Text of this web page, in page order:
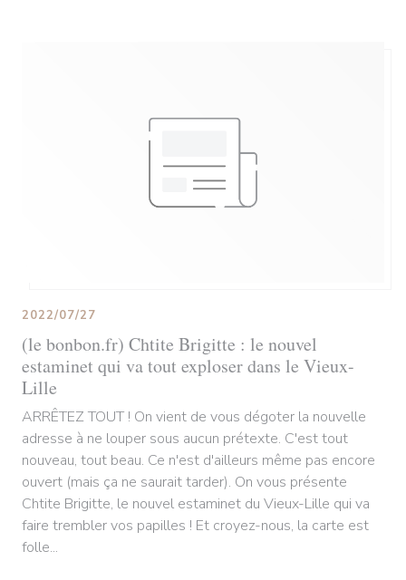
(le bonbon.fr) Chtite Brigitte : le nouvel
estaminet qui va tout exploser dans le Vieux-
Lille
2022/07/27
ARRÊTEZ TOUT ! On vient de vous dégoter la nouvelle
adresse à ne louper sous aucun prétexte. C'est tout
nouveau, tout beau. Ce n'est d'ailleurs même pas encore
ouvert (mais ça ne saurait tarder). On vous présente
Chtite Brigitte, le nouvel estaminet du Vieux-Lille qui va
faire trembler vos papilles ! Et croyez-nous, la carte est
folle...